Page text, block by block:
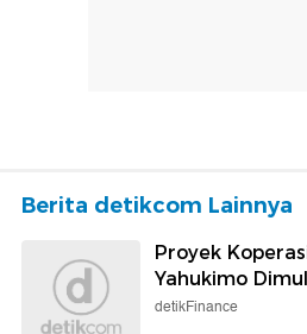
Berita detikcom Lainnya
Proyek
Yahukimo
detikFinance